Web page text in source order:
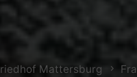
Mattersburg